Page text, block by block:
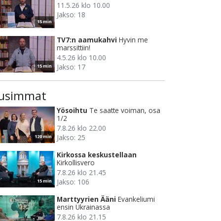
15 min
11.5.26 klo 10.00
Jakso: 18
15 min
TV7:n aamukahvi Hyvin me
marssittiin!
4.5.26 klo 10.00
Jakso: 17
120 min
Yösoihtu Te saatte voiman, osa
1/2
7.8.26 klo 22.00
Jakso: 25
15 min
Kirkossa keskustellaan
Kirkollisvero
7.8.26 klo 21.45
Jakso: 106
Marttyyrien Ääni Evankeliumi
ensin Ukrainassa
7.8.26 klo 21.15